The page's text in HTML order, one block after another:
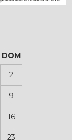
DOM
2
9
16
23